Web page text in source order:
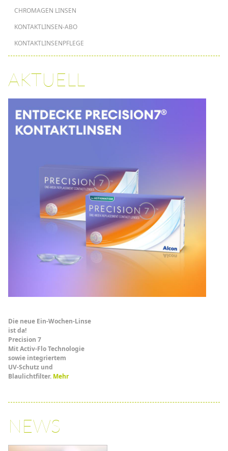
CHROMAGEN LINSEN
KONTAKTLINSEN-ABO
KONTAKTLINSENPFLEGE
AKTUELL
Die neue Ein-Wochen-Linse
ist da!
Precision 7
Mit Activ-Flo Technologie
sowie integriertem
UV-Schutz und
Blaulichtfilter. Mehr
NEWS